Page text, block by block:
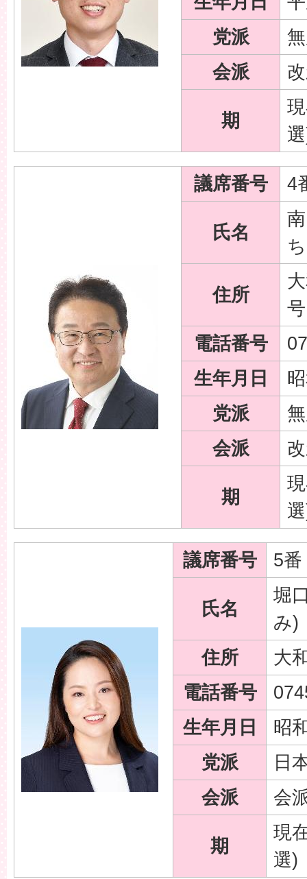
党派
会派
期
議席番号 4
氏名
住所
電話番号
生年月日
党派
会派
期
議席番号 5番
氏名
堀
み)
住所
大
電話番号
生年月日
昭
党派
日
会派
会
期
現
選)